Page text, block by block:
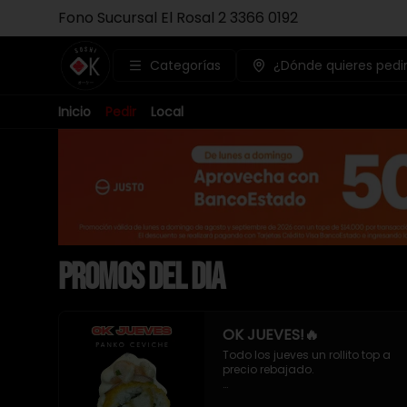
Fono Sucursal El Rosal 2 3366 0192
Categorías ¿Dónde quieres
Inicio Pedir Local
PROMOS DEL DIA
OK JUEVES!🔥
Todo los jueves un rollito top a
precio rebajado.